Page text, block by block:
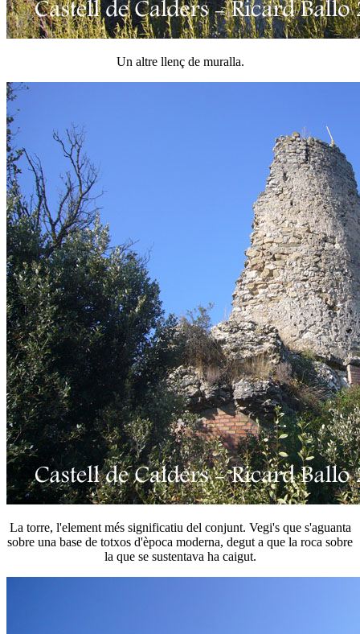
Un altre llenç de muralla.
La torre, l'element més significatiu del conjunt. Vegi's que s'aguanta
sobre una base de totxos d'època moderna, degut a que la roca sobre
la que se sustentava ha caigut.